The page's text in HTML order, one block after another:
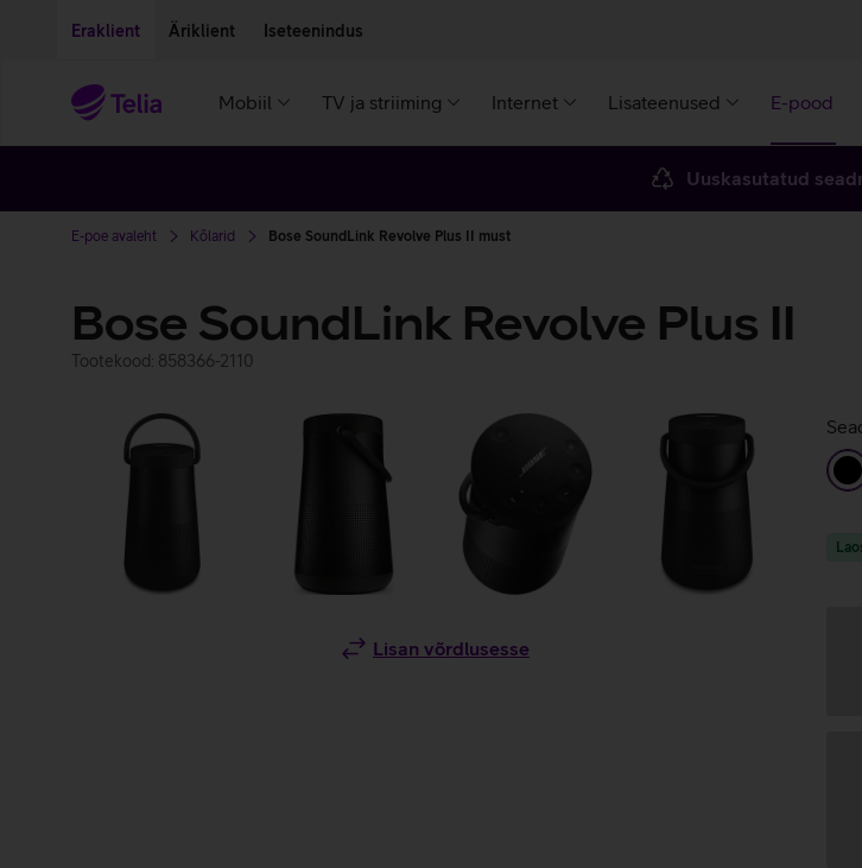
Eraklient Äriklient Iseteenindus
Mobiil TV ja striiming Internet Lisateenused E-pood
Uuskasutatud
E-poe avaleht Kõlarid Bose SoundLink Revolve Plus II must
Bose SoundLink Revolve Plus II
Tootekood: 858366-2110
Lisan võrdlusesse